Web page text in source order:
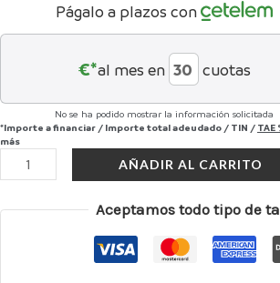
Págalo a plazos con
€*al mes en cuotas
No se ha podido mostrar la información solicitada
*Importe a financiar / Importe total adeudado / TIN / TAE
más
AÑADIR AL CARRITO
Aceptamos todo tipo de